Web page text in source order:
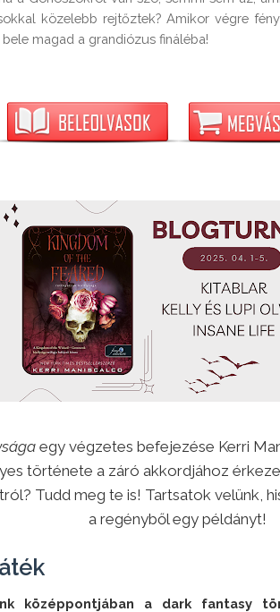
közelebb rejtőztek? Amikor végre
magad a grandiózus fináléba!
egy végzetes befejezése Kerri
története a záró akkordjához
Tudd meg te is! Tartsatok velünk,
a regényből egy példányt!
középpontjában a dark fantasy